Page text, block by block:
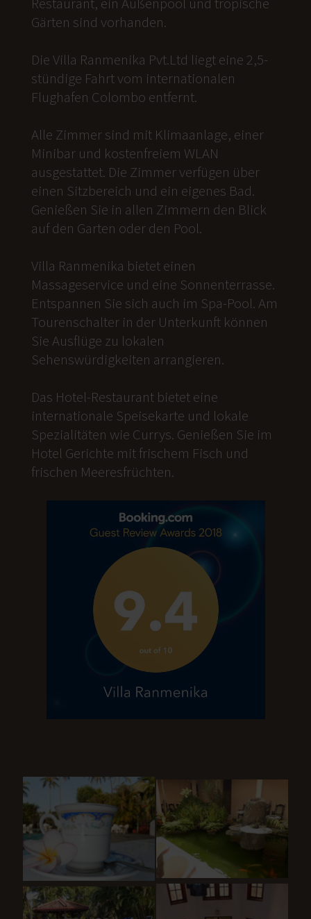
Gärten sind vorhanden.
Die Villa Ranmenika Pvt.Ltd liegt eine 2,5-
stündige Fahrt vom internationalen
Flughafen Colombo entfernt.
Alle Zimmer sind mit Klimaanlage, einer
Minibar und kostenfreiem WLAN
ausgestattet. Die Zimmer verfügen über
einen Sitzbereich und ein eigenes Bad.
Genießen Sie in allen Zimmern den Blick
auf den Garten oder den Pool.
Villa Ranmenika bietet einen
Massageservice und eine Sonnenterrasse.
Entspannen Sie sich auch im Spa-Pool. Am
Tourenschalter in der Unterkunft können
Sie Ausflüge zu lokalen
Sehenswürdigkeiten arrangieren.
Das Hotel-Restaurant bietet eine
internationale Speisekarte und lokale
Spezialitäten wie Currys. Genießen Sie im
Hotel Gerichte mit frischem Fisch und
frischen Meeresfrüchten.